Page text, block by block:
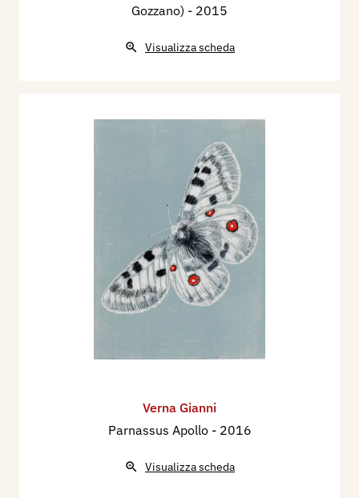
Gozzano) - 2015
Visualizza scheda
Verna Gianni
Parnassus Apollo - 2016
Visualizza scheda